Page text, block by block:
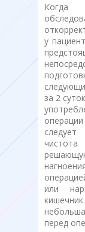
Когда
у
за 2
или
перед